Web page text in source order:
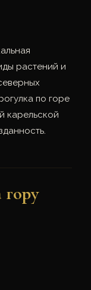
растений и
по горе
карельской
гору